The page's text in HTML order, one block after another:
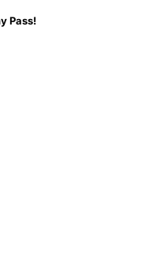
i czas trwania